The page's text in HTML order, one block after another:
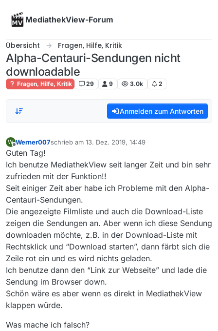
MediathekView-Forum
Übersicht Fragen, Hilfe, Kritik
Alpha-Centauri-Sendungen nicht
downloadable
Fragen, Hilfe, Kritik 29 9 3.0k 2
Anmelden zum Antworten
W
Offline
Werner007schrieb am 13. Dez. 2019, 14:49
zuletzt editiert von
Guten Tag!
Ich benutze MediathekView seit langer Zeit und bin sehr
zufrieden mit der Funktion!!
Seit einiger Zeit aber habe ich Probleme mit den Alpha-
Centauri-Sendungen.
Die angezeigte Filmliste und auch die Download-Liste
zeigen die Sendungen an. Aber wenn ich diese Sendung
downloaden möchte, z.B. in der Download-Liste mit
Rechtsklick und “Download starten”, dann färbt sich die
Zeile rot ein und es wird nichts geladen.
Ich benutze dann den “Link zur Webseite” und lade die
Sendung im Browser down.
Schön wäre es aber wenn es direkt in MediathekView
klappen würde.
Was mache ich falsch?